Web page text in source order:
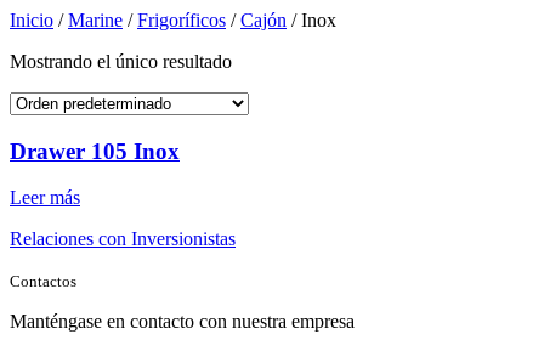
Inicio /Marine /Frigoríficos /Cajón / Inox
Mostrando el único resultado
Drawer 105 Inox
Leer más
Relaciones con Inversionistas
Contactos
Manténgase en contacto con nuestra empresa